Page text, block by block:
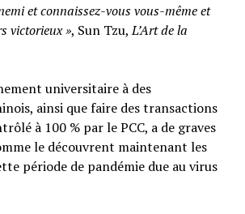
et connaissez-vous vous-même et
victorieux », Sun Tzu,L’Art de la
universitaire à des
ainsi que faire des transactions
à 100 % par le PCC, a de graves
le découvrent maintenant les
période de pandémie due au virus